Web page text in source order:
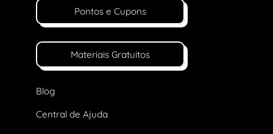
Pontos e Cupons
Materiais Gratuitos
Blog
Central de Ajuda